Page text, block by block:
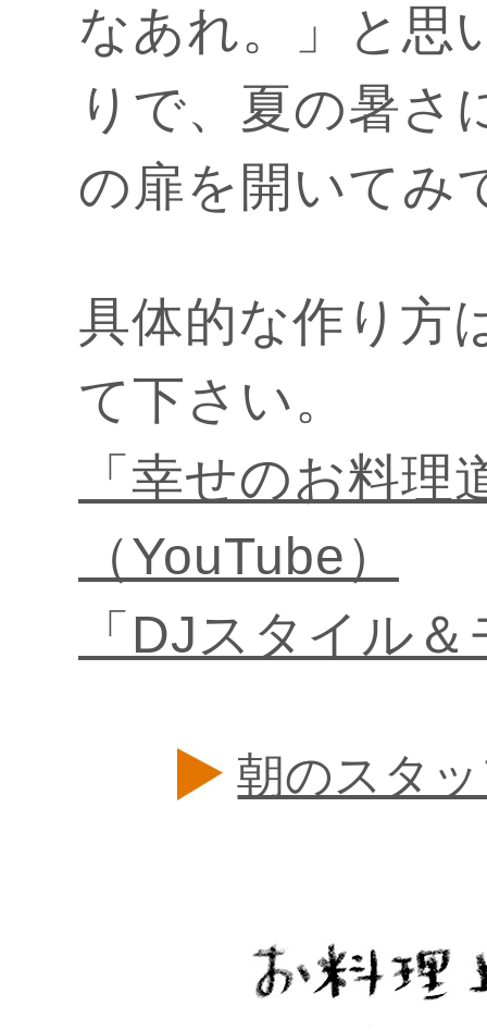
なあれ。」と思
りで、夏の暑さ
の扉を開いてみ
具体的な作り方
て下さい。
「幸せのお料
（YouTube）
「DJスタイル
朝のスタ